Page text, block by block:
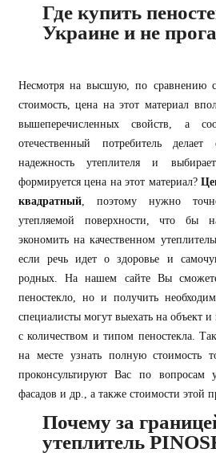
Где купить
Украине и не
Несмотря на высшую, по сравнению с
стоимость, цена на этот материал
вышеперечисленных свойств, а
отечественный потребитель
надежность утеплителя и
формируется цена на этот материал?
квадратный, поэтому нужно
утепляемой поверхности, что бы
экономить на качественном
если речь идет о здоровье и
родных. На нашем сайте Вы
пеностекло, но и получить
специалисты могут выехать на объект
с количеством и типом пеностекла.
на месте узнать полную стоимость
проконсультируют Вас по вопросам
фасадов и др., а также стоимости этой
Почему за
утеплитель